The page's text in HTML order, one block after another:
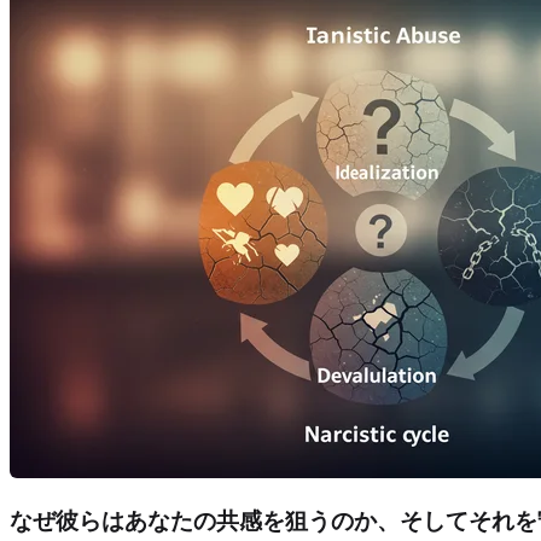
なぜ彼らはあなたの共感を狙うのか、そしてそれ